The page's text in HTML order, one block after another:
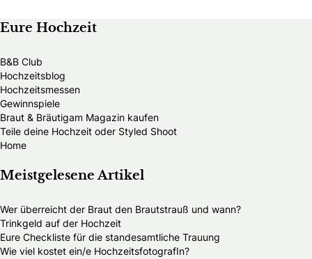
Eure Hochzeit
B&B Club
Hochzeitsblog
Hochzeitsmessen
Gewinnspiele
Braut & Bräutigam Magazin kaufen
Teile deine Hochzeit oder Styled Shoot
Home
Meistgelesene Artikel
Wer überreicht der Braut den Brautstrauß und wann?
Trinkgeld auf der Hochzeit
Eure Checkliste für die standesamtliche Trauung
Wie viel kostet ein/e HochzeitsfotografIn?